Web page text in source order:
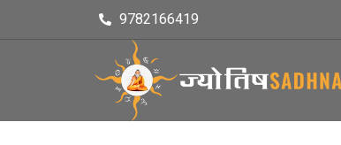
9782166419